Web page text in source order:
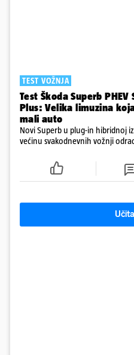
TEST VOŽNJA
Test Škoda Superb PHEV
Plus: Velika limuzina
mali auto
Novi Superb u plug-in hibridnoj
većinu svakodnevnih vožnji